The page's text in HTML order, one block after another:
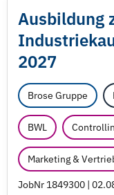
Ausbildung
2027
Brose Gruppe
BWL
Marketing &
JobNr 1849300 |